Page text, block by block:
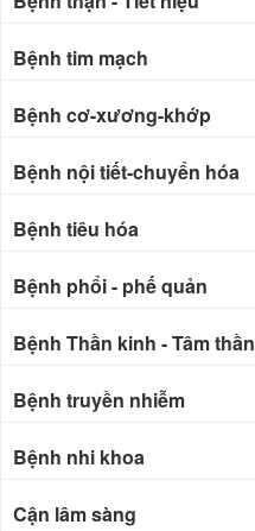
Bệnh tim mạch
Bệnh cơ-xương-khớp
Bệnh nội tiết-chuyển hóa
Bệnh tiêu hóa
Bệnh phổi - phế quản
Bệnh Thần kinh - Tâm thần
Bệnh truyền nhiễm
Bệnh nhi khoa
Cận lâm sàng